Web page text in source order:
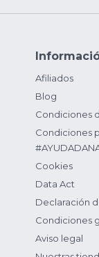
Afiliados
Blog
Condiciones
Condiciones
Cookies
Data Act
Declaración
Condiciones
Aviso legal